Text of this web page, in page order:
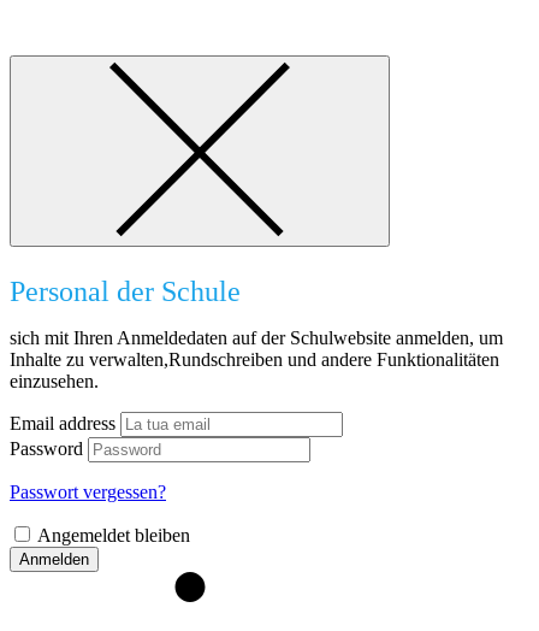
Personal der Schule
sich mit Ihren Anmeldedaten auf der Schulwebsite anmelden, um
Inhalte zu verwalten,Rundschreiben und andere Funktionalitäten
einzusehen.
Email address
Password
Passwort vergessen?
Angemeldet bleiben
Anmelden